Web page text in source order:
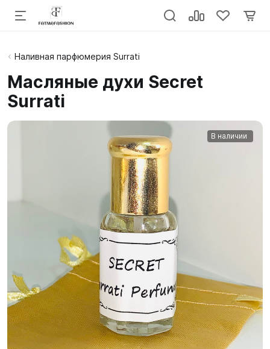
Наливная парфюмерия Surrati
Масляные духи Secret
Surrati
В наличии